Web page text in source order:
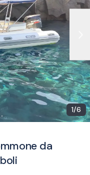
1/6
da